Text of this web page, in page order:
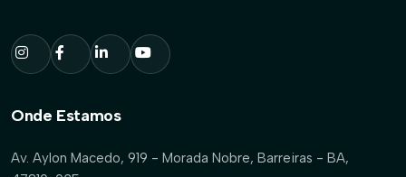
Onde Estamos
Av. Aylon Macedo, 919 - Morada Nobre, Barreiras - BA,